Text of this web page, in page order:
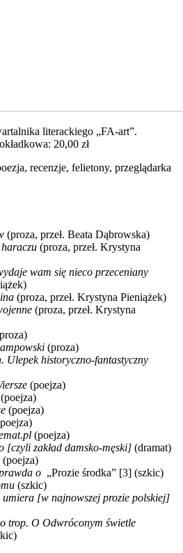
literackiego „FA-art”.
20,00 zł
recenzje, felietony, przeglądarka
(proza, przeł. Beata Dąbrowska)
haraczu (proza, przeł. Krystyna
wam się nieco przeceniany
(proza, przeł. Krystyna Pieniążek)
(proza, przeł. Krystyna
(proza)
Ulepek historyczno-fantastyczny
(poejza)
(poejza)
(poejza)
(poejza)
[czyli zakład damsko-męski] (dramat)
(poejza)
o „Prozie środka” [3] (szkic)
(szkic)
umiera [w najnowszej prozie polskiej]
trop. O Odwróconym świetle